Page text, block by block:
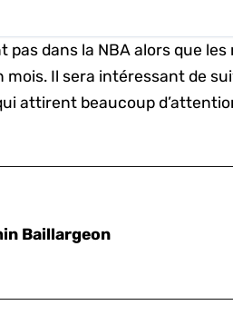
pas dans la NBA alors que
Il sera intéressant de
attirent beaucoup
Baillargeon